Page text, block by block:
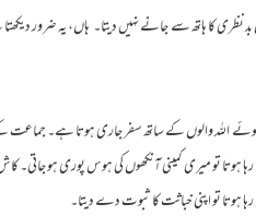
بد نظری کا ہاتھ سے جانے نہیں دیتا۔ ہاں، یہ ضرور
ہوئے اللہ والوں کے ساتھ سفر جاری ہوتا ہے۔
ہوتا تو میری کمینی آنکھوں کی ہوس پوری ہو
ہوتا تو اپنی خباثت کا ثبوت دے دیتا۔